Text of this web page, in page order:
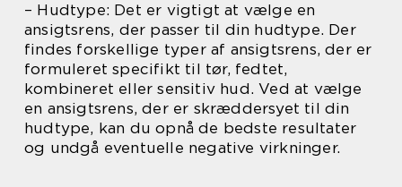
– Hudtype: Det er vigtigt at vælge en
ansigtsrens, der passer til din hudtype. Der
findes forskellige typer af ansigtsrens, der er
formuleret specifikt til tør, fedtet,
kombineret eller sensitiv hud. Ved at vælge
en ansigtsrens, der er skræddersyet til din
hudtype, kan du opnå de bedste resultater
og undgå eventuelle negative virkninger.